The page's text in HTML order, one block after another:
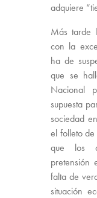
adquiere
Más tarde
con la
ha de
que se
Nacional
supuesta
sociedad
el folleto
que los
pretensión
falta de
situación